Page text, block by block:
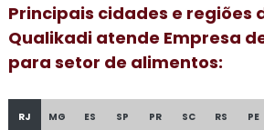
Consultoria em food fraud e food
Consultoria em formação de equipe
Principais cidades e regiões
Qualikadi atende Empresa
para setor de alimentos:
RJ MG ES SP PR SC RS PE